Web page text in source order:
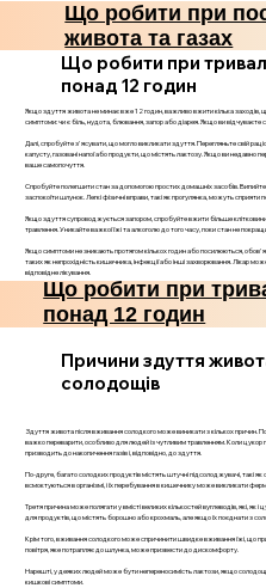
Що робити при
живота та газах
Що робити при
понад 12 годин
Якщо здуття живота не минає вже 12 годин, важливо вжити кілька заходів,
симптоми: чи є біль, нудота, блювання, запор або діарея. Якщо ви відчуваєте
Далі, спробуйте з'ясувати, що могло викликати здуття. Перегляньте свій
капусту, газовані напої або продукти, що містять лактозу. Якщо ви
ваше самопочуття.
Спробуйте полегшити стан за допомогою простих домашніх засобів.
заспокоїти шлунок. Легкі фізичні вправи, такі як прогулянка, можуть сприяти
Якщо здуття супроводжується запором, спробуйте вжити більше
травлення. Уникайте важкої їжі та алкоголю до того часу, поки стан не
Якщо симптоми не зникають протягом кількох годин або посилюються,
таких як непрохідність кишечника, інфекції або інші захворювання. Лікар
відповідне лікування.
Що робити при
понад 12 годин
Причини здуття
солодощів
Здуття живота після вживання солодкого може виникати з кількох причин.
важко переварити, особливо для людей із чутливим травленням. Коли
призводить до накопичення газів і, відповідно, до здуття.
По-друге, багато солодких продуктів містять штучні підсолоджувачі, такі
всмоктуються в організмі, і їх перебування в кишечнику може викликати
Третя причина може полягати у вмісті великих кількостей вуглеводів, які,
для продуктів, що містять борошно або крохмаль, але якщо їх поєднати з
Крім того, вживання солодкого може спричинити швидке вживання їжі, що
повітря, яке потрапляє до шлунка, може призвести до дискомфорту.
Нарешті, у деяких людей може бути непереносимість лактози, якщо
кишкові симптоми.